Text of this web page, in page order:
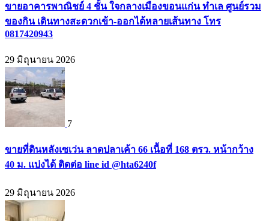
ขายอาคารพาณิชย์ 4 ชั้น ใจกลางเมืองขอนแก่น ทำเล ศูนย์รวม
ของกิน เดินทางสะดวกเข้า-ออกได้หลายเส้นทาง โทร
0817420943
29 มิถุนายน 2026
7
ขายที่ดินหลังเซเว่น ลาดปลาเค้า 66 เนื้อที่ 168 ตรว. หน้ากว้าง
40 ม. แบ่งได้ ติดต่อ line id @hta6240f
29 มิถุนายน 2026